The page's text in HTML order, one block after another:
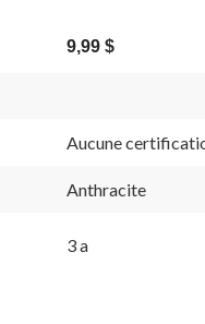
9,99 $
Aucune
Anthracite
3 a